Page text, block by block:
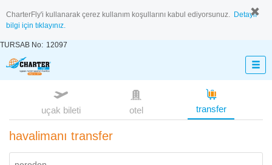
CharterFly'i kullanarak çerez kullanım koşullarını kabul ediyorsunuz. Detaylı
bilgi için tıklayınız.
TURSAB No: 12097
uçak bileti otel transfer
havalimanı transfer